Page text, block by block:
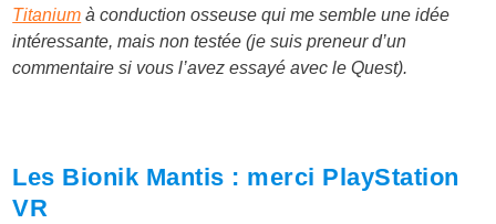
Titanium à conduction osseuse qui me semble une idée
intéressante, mais non testée (je suis preneur d’un
commentaire si vous l’avez essayé avec le Quest).
Les Bionik Mantis : merci PlayStation
VR